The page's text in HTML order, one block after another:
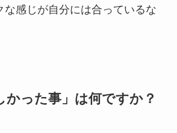
な感じが自分には合っているな
かった事」は何ですか？